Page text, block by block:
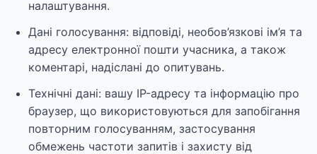
налаштування.
Дані голосування: відповіді, необов’язкові ім’я та
адресу електронної пошти учасника, а також
коментарі, надіслані до опитувань.
Технічні дані: вашу IP-адресу та інформацію про
браузер, що використовуються для запобігання
повторним голосуванням, застосування
обмежень частоти запитів і захисту від